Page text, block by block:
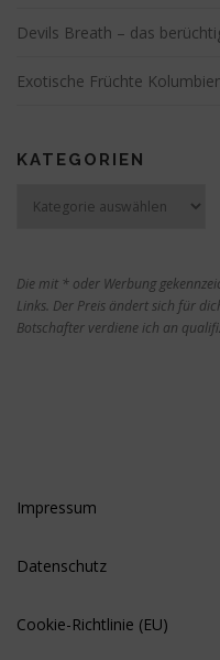
Devils Breath – das
Exotische Früchte
KATEGORIEN
Die mit * oder Werbung
Links. Der Preis ändert sich für
Botschafter verdiene ich an
Impressum
Datenschutz
Cookie-Richtlinie (EU)